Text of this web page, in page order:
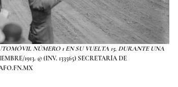
NÚMERO 1 EN SU VUELTA 15, DURANTE UNA
1913. © (INV. 133565) SECRETARÍA DE